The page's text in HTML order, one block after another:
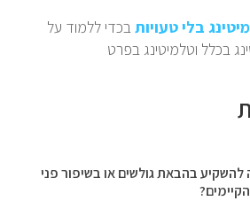
בלי טעויותבכדי ללמוד על
בכלל וטלמיטינג בפרט
בהבאת גולשים או בשיפור פני